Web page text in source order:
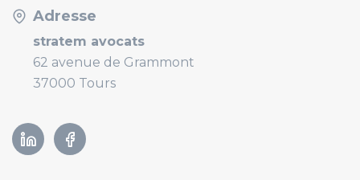
Adresse
stratem avocats
62 avenue de Grammont
37000 Tours
LinkedinFacebook